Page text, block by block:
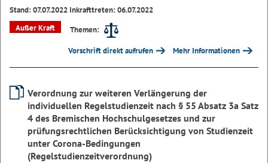
Stand: 07.07.2022 Inkrafttreten: 06.07.2022
Außer Kraft
Themen:
Vorschrift direkt aufrufen Mehr Informationen
Verordnung zur weiteren Verlängerung der
individuellen Regelstudienzeit nach § 55 Absatz 3a Satz
4 des Bremischen Hochschulgesetzes und zur
prüfungsrechtlichen Berücksichtigung von Studienzeit
unter Corona-Bedingungen
(Regelstudienzeitverordnung)